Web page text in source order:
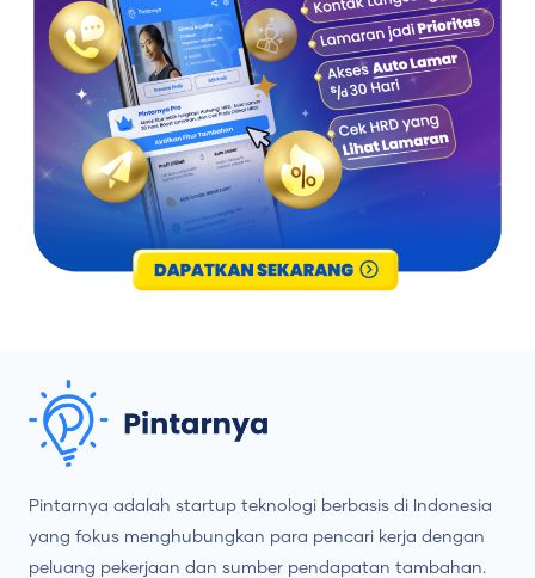
Pintarnya adalah startup teknologi berbasis di Indonesia
yang fokus menghubungkan para pencari kerja dengan
peluang pekerjaan dan sumber pendapatan tambahan.